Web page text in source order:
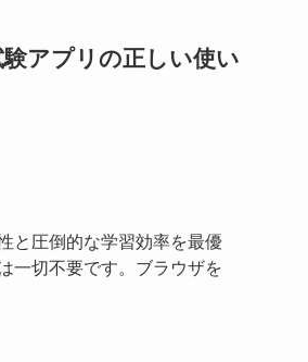
験アプリの正しい使い
と圧倒的な学習効率を最優
一切不要です。ブラウザを